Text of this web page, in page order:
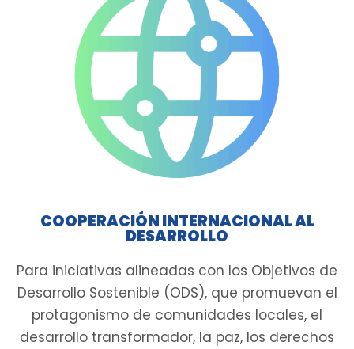
COOPERACIÓN INTERNACIONAL AL
DESARROLLO
Para iniciativas alineadas con los Objetivos de
Desarrollo Sostenible (ODS), que promuevan el
protagonismo de comunidades locales, el
desarrollo transformador, la paz, los derechos